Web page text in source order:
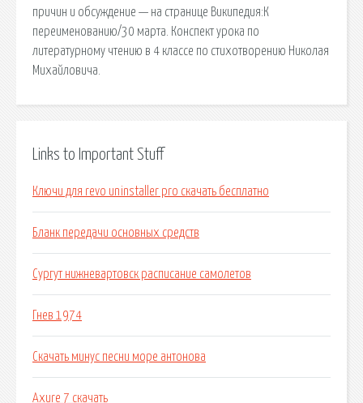
причин и обсуждение — на странице Википедия:К
переименованию/30 марта. Конспект урока по
литературному чтению в 4 классе по стихотворению Николая
Михайловича.
Links to Important Stuff
Ключи для revo uninstaller pro скачать бесплатно
Бланк передачи основных средств
Сургут нижневартовск расписание самолетов
Гнев 1974
Скачать минус песни море антонова
Axure 7 скачать